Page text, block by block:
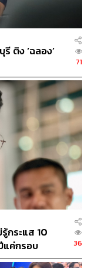
ติง ‘ฉลอง’
71
กระแส 10
แค่กรอบ
36